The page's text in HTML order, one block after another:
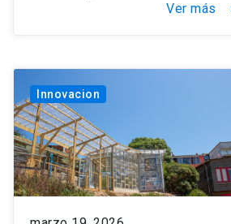
Ver más
Innovacion